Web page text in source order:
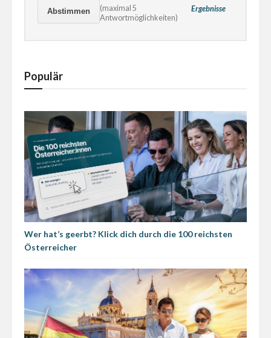
Ergebnisse
(maximal 5
Antwortmöglichkeiten)
Populär
Wer hat’s geerbt? Klick dich durch die 100 reichsten
Österreicher